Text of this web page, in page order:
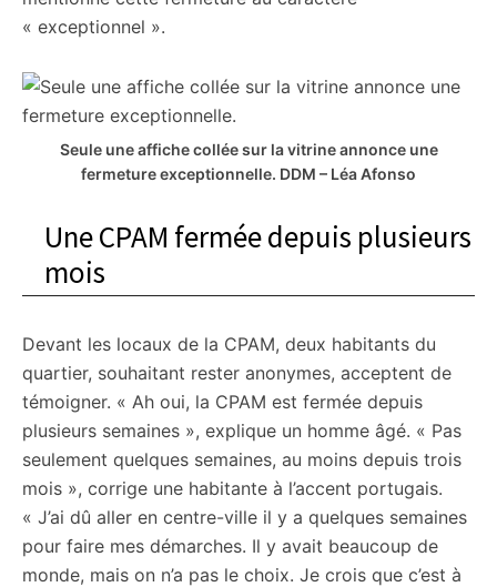
« exceptionnel ».
Seule une affiche collée sur la vitrine annonce une
fermeture exceptionnelle. DDM – Léa Afonso
Une CPAM fermée depuis plusieurs
mois
Devant les locaux de la CPAM, deux habitants du
quartier, souhaitant rester anonymes, acceptent de
témoigner. « Ah oui, la CPAM est fermée depuis
plusieurs semaines », explique un homme âgé. « Pas
seulement quelques semaines, au moins depuis trois
mois », corrige une habitante à l’accent portugais.
« J’ai dû aller en centre-ville il y a quelques semaines
pour faire mes démarches. Il y avait beaucoup de
monde, mais on n’a pas le choix. Je crois que c’est à